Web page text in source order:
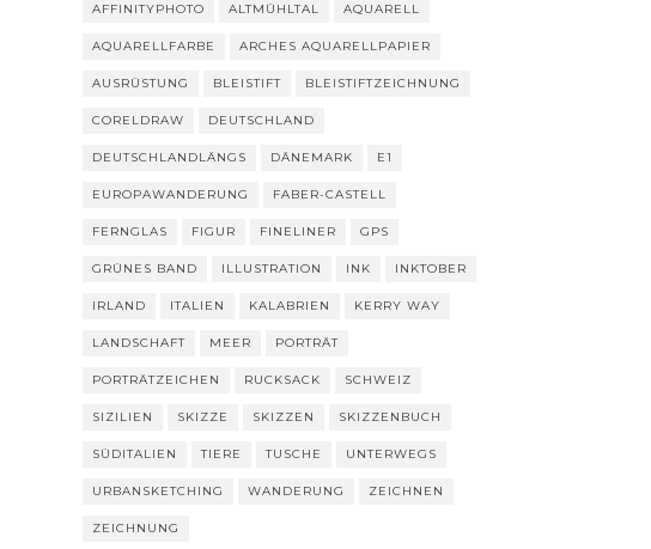
AFFINITYPHOTO ALTMÜHLTAL AQUARELL
AQUARELLFARBE ARCHES AQUARELLPAPIER
AUSRÜSTUNG BLEISTIFT BLEISTIFTZEICHNUNG
CORELDRAW DEUTSCHLAND
DEUTSCHLANDLÄNGS DÄNEMARK E1
EUROPAWANDERUNG FABER-CASTELL
FERNGLAS FIGUR FINELINER GPS
GRÜNES BAND ILLUSTRATION INK INKTOBER
IRLAND ITALIEN KALABRIEN KERRY WAY
LANDSCHAFT MEER PORTRÄT
PORTRÄTZEICHEN RUCKSACK SCHWEIZ
SIZILIEN SKIZZE SKIZZEN SKIZZENBUCH
SÜDITALIEN TIERE TUSCHE UNTERWEGS
URBANSKETCHING WANDERUNG ZEICHNEN
ZEICHNUNG